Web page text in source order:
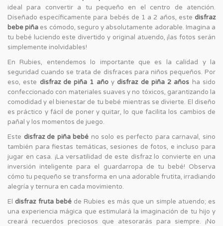
ideal para convertir a tu pequeño en el centro de atención.
Diseñado específicamente para bebés de 1 a 2 años, este disfraz
bebe piña es cómodo, seguro y absolutamente adorable. Imagina a
tu bebé luciendo este divertido y original atuendo, ¡las fotos serán
simplemente inolvidables!
En Rubies, entendemos lo importante que es la calidad y la
seguridad cuando se trata de disfraces para niños pequeños. Por
eso, este disfraz de piña 1 añoy disfraz de piña 2 años ha sido
confeccionado con materiales suaves y no tóxicos, garantizando la
comodidad y el bienestar de tu bebé mientras se divierte. El diseño
es práctico y fácil de poner y quitar, lo que facilita los cambios de
pañal y los momentos de juego.
Este disfraz de piña bebé no solo es perfecto para carnaval, sino
también para fiestas temáticas, sesiones de fotos, e incluso para
jugar en casa. ¡La versatilidad de este disfraz lo convierte en una
inversión inteligente para el guardarropa de tu bebé! Observa
cómo tu pequeño se transforma en una adorable frutita, irradiando
alegría y ternura en cada movimiento.
El disfraz fruta bebéde Rubies es más que un simple atuendo; es
una experiencia mágica que estimulará la imaginación de tu hijo y
creará recuerdos preciosos que atesorarás para siempre. ¡No